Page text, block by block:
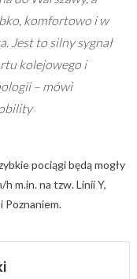
komfortowo i w
Jest to silny sygnał
kolejowego i
– mówi
pociągi będą mogły
m.in. na tzw. Linii Y,
Poznaniem.